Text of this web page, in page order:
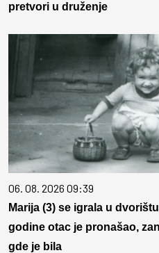
pretvori u druženje
06. 08. 2026 09:39
Marija (3) se igrala u
godine otac je pronašao,
gde je bila